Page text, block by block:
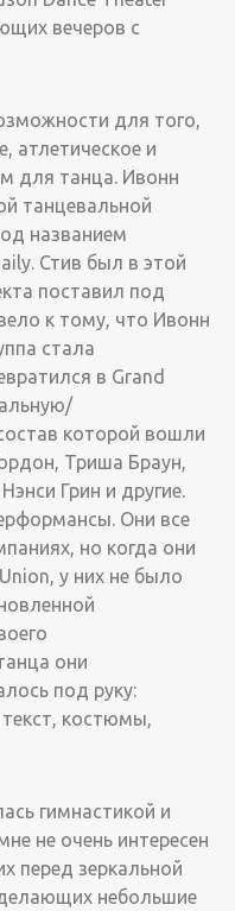
вечеров с
для того,
атлетическое и
для танца. Ивонн
танцевальной
названием
Стив был в этой
поставил под
к тому, что Ивонн
стала
в Grand
которой вошли
Триша Браун,
Грин и другие.
Они все
но когда они
у них не было
они
под руку:
костюмы,
гимнастикой и
не очень интересен
перед зеркальной
небольшие